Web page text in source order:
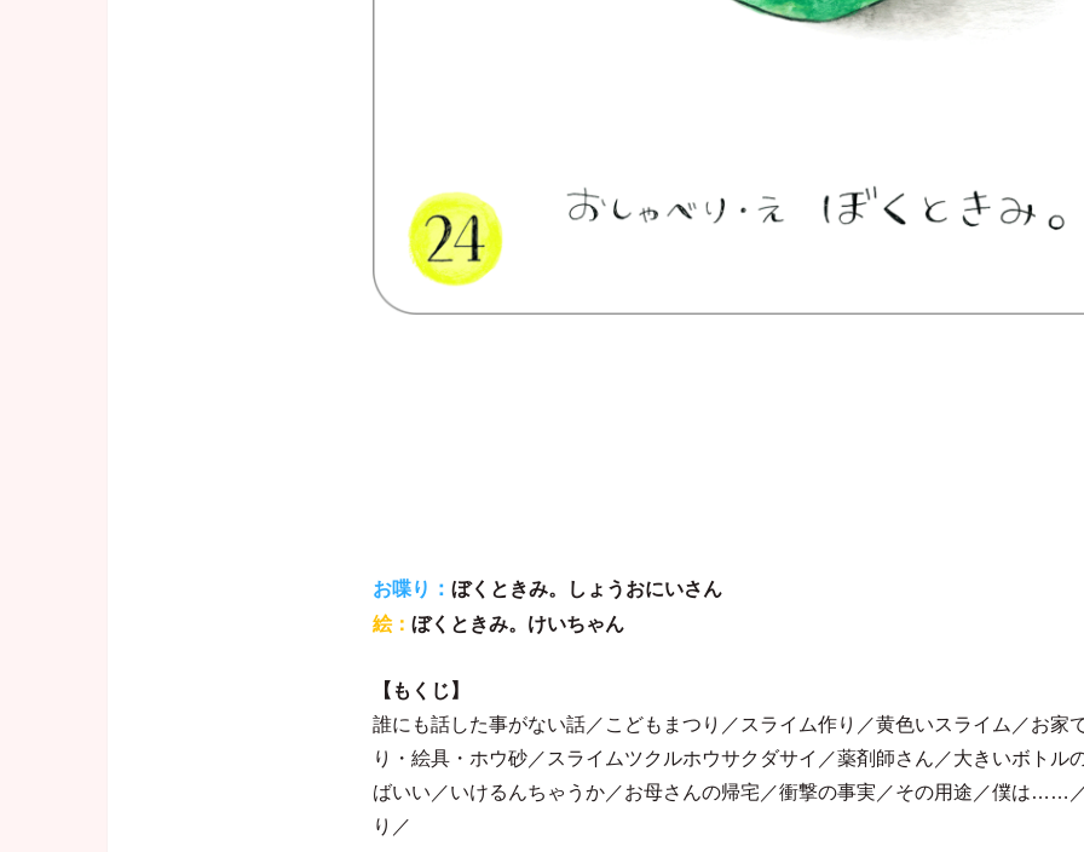
お喋り ： ぼくときみ。しょうおにいさん
絵： ぼくときみ。けいちゃん
【もくじ】
誰にも話した事がない話／こどもまつり／スライム作り／黄色いスライム／お家
り・絵具・ホウ砂／スライムツクルホウサクダサイ／薬剤師さん／大きいボトル
ばいい／いけるんちゃうか／お母さんの帰宅／衝撃の事実／その用途／僕は……
り／